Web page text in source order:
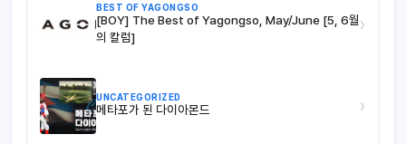
BEST OF YAGONGSO
[BOY] The Best of Yagongso, May/June [5, 6월
의 칼럼]
›
UNCATEGORIZED
메타포가 된 다이아몬드 ›